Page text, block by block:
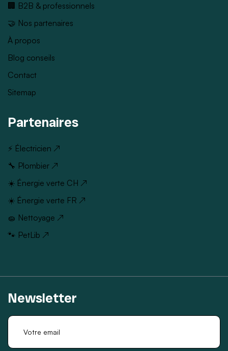
🏢 B2B & professionnels
🤝 Nos partenaires
À propos
Blog conseils
Contact
Sitemap
Partenaires
⚡ Électricien ↗
🔧 Plombier ↗
☀️ Énergie verte CH ↗
☀️ Énergie verte FR ↗
🧽 Nettoyage ↗
🐾 PetLib ↗
Newsletter